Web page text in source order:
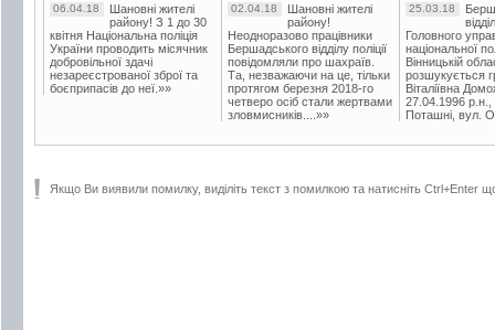
06.04.18
Шановні жителі
району! З 1 до 30
квітня Національна поліція
України проводить місячник
добровільної здачі
незареєстрованої зброї та
боєприпасів до неї.»»
02.04.18
Шановні жителі
району!
Неодноразово працівники
Бершадського відділу поліції
повідомляли про шахраїв.
Та, незважаючи на це, тільки
протягом березня 2018-го
четверо осіб стали жертвами
зловмисників....»»
25.03.18
Головного
національної
Вінницькій
розшукується
Віталіївна
27.04.1996 р.н.,
Поташні, вул.
Якщо Ви виявили помилку, виділіть текст з помилкою та натисніть Ctrl+Enter